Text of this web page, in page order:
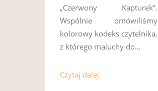
„Czerwony Kapturek”.
Wspólnie omówiliśmy
kolorowy kodeks czytelnika,
z którego maluchy do…
Czytaj dalej